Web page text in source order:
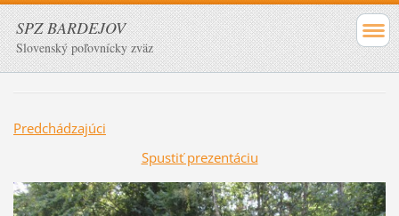
SPZ BARDEJOV
Slovenský poľovnícky zväz
Predchádzajúci
Spustiť prezentáciu